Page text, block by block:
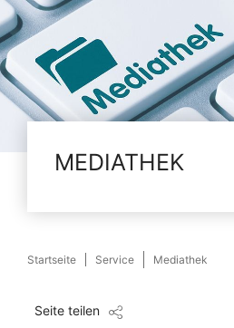
MEDIATHEK
Startseite Service Mediathek
Seite teilen